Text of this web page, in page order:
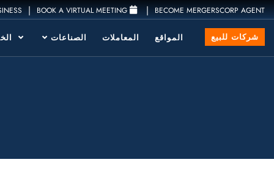
BECOME MERGERSCORP AGENT
|
|
الصناعات المعاملات المواقع شركات للبيع